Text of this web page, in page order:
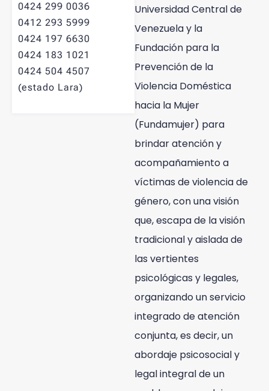
0424 299 0036
0412 293 5999
0424 197 6630
0424 183 1021
0424 504 4507
(estado Lara)
Universidad Central de
Venezuela y la
Fundación para la
Prevención de la
Violencia Doméstica
hacia la Mujer
(Fundamujer) para
brindar atención y
acompañamiento a
víctimas de violencia de
género, con una visión
que, escapa de la visión
tradicional y aislada de
las vertientes
psicológicas y legales,
organizando un servicio
integrado de atención
conjunta, es decir, un
abordaje psicosocial y
legal integral de un